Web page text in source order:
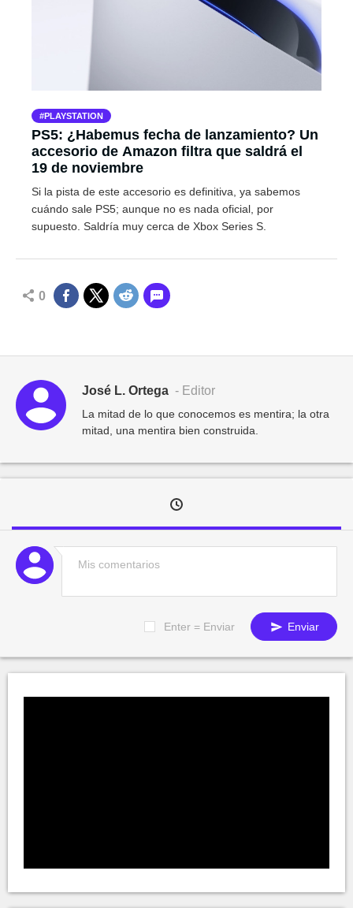
PLAYSTATION
PS5: ¿Habemus fecha de lanzamiento? Un
accesorio de Amazon filtra que saldrá el
19 de noviembre
Si la pista de este accesorio es definitiva, ya sabemos
cuándo sale PS5; aunque no es nada oficial, por
supuesto. Saldría muy cerca de Xbox Series S.
0
José L. Ortega - Editor
La mitad de lo que conocemos es mentira; la otra
mitad, una mentira bien construida.
Enter = Enviar Enviar